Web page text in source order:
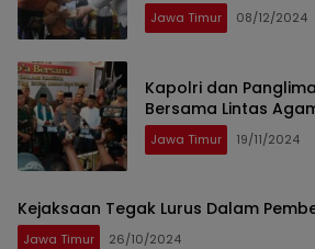
Jawa Timur 08/12/2024
Kapolri dan
Bersama Lintas
Jawa Timur 19/11/2024
Kejaksaan Tegak Lurus Dalam
Jawa Timur 26/10/2024